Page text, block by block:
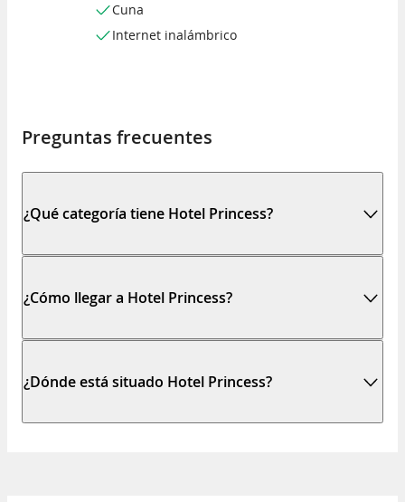
Cuna
Internet inalámbrico
Preguntas frecuentes
¿Qué categoría tiene Hotel Princess?
¿Cómo llegar a Hotel Princess?
¿Dónde está situado Hotel Princess?